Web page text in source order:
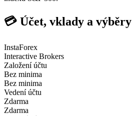
💳 Účet, vklady a výběry
InstaForex
Interactive Brokers
Založení účtu
Bez minima
Bez minima
Vedení účtu
Zdarma
Zdarma